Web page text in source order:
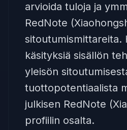
arvioida tuloja ja
RedNote
sitoutumismittareita.
käsityksiä sisällön
yleisön
tuottopotentiaalista
julkisen RedNote
profiilin osalta.